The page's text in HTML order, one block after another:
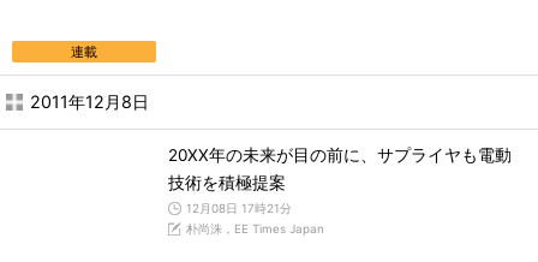
連載
2011年12月8日
20XX年の未来が目の前に、サプライヤも電動
技術を積極提案
12月08日 17時21分
朴尚洙，EE Times Japan